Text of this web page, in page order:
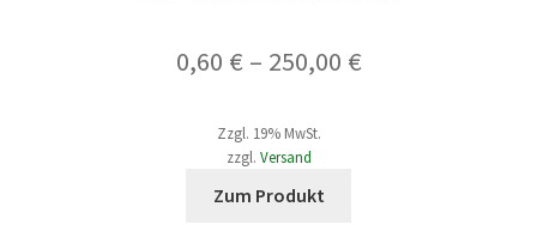
auf
0,60 € – 250,00 €Preisspanne:
Zzgl. 19% MwSt.
zzgl. Versand
Zum Produkt